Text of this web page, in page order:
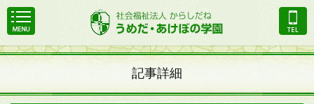
記事詳細